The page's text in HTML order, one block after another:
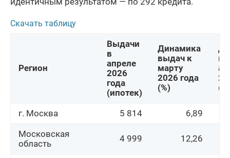
Скачать таблицу
Регион
Выдачи
в
апреле
2026
года
(ипотек)
Динамика
выдач к
марту
2026 года
(%)
г. Москва 5 814
6,89
Московская
область
4 999 12,26